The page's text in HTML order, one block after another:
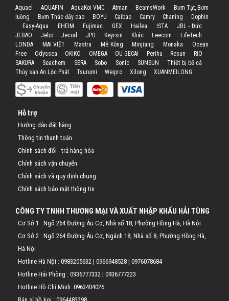
Aquael AQUAFIN AquaKoi VMC Atman BeamsWork
Bơm Tạt, Bơm
luồng
Bơm Thác đẩy cao BOYU Caibao Camry Chaning
Dophin
Easy-Aqua
EHEIM Fujimac GEX Hailea ISTA
JBL - Đức
JEBAO
Jebo Jecod JPD Keyrsin Khác Leecom
LifeTech
LONDA
MAI VIỆT Mastra Mê Kông Minjiang Monaka
Ocean
Free
Odyssea OKIKO OMEGA OU GECAI Periha Resun
RIO
SAKURA
Seachem SERA Sobo Sonic SUNSUN
Thiết bị bể cá
Thủy sản An Lộc Phát
Tsurumi Weipro Xilong XUANMEILONG
Hỗ trợ
Hướng dẫn đặt hàng
Thông tin thanh toán
Chính sách đổi - trả hàng hóa
Chính sách vận chuyển
Chính sách và quy định chung
Chính sách bảo mật thông tin
CÔNG TY TNHH THƯƠNG MẠI VÀ XUẤT NHẬP KHẨU HẢI TÙNG
Cơ Sở 1 : Ngõ 264 Đường Âu Cơ, Nhà số 18, Phường Hồng Hà, Hà Nội
Cơ Sở 2 : Ngõ 264 Đường Âu Cơ, Ngách 18, Nhà số 8, Phường Hồng Hà,
Hà Nội
Hotline Hà Nội : 0983205632 | 0966948528 | 0976078684
Hotline Hải Phòng : 0936777332 | 0936777223
Hotline Hồ Chí Minh: 0963404026